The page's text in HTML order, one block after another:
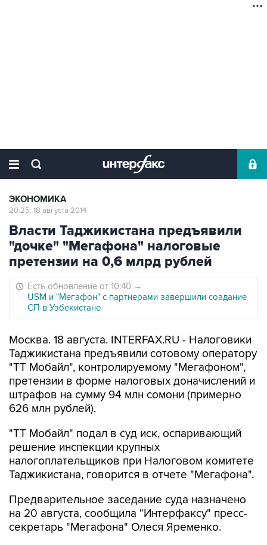
ЭКОНОМИКА
20:25, 18 августа 2014
Власти Таджикистана предъявили
"дочке" "Мегафона" налоговые
претензии на 0,6 млрд рублей
Есть обновление от 10:40 →
USM и "Мегафон" с партнерами завершили создание
СП в Узбекистане
Москва. 18 августа. INTERFAX.RU - Налоговики
Таджикистана предъявили сотовому оператору
"ТТ Мобайл", контролируемому "Мегафоном",
претензии в форме налоговых доначислений и
штрафов на сумму 94 млн сомони (примерно
626 млн рублей).
"ТТ Мобайл" подал в суд иск, оспаривающий
решение инспекции крупных
налогоплательщиков при Налоговом комитете
Таджикистана, говорится в отчете "Мегафона".
Предварительное заседание суда назначено
на 20 августа, сообщила "Интерфаксу" пресс-
секретарь "Мегафона" Олеся Яременко.